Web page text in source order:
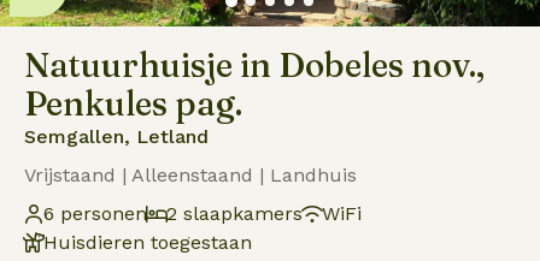
Natuurhuisje in Dobeles nov.,
Penkules pag.
Semgallen, Letland
Vrijstaand | Alleenstaand | Landhuis
6 personen
2 slaapkamers
WiFi
Huisdieren toegestaan